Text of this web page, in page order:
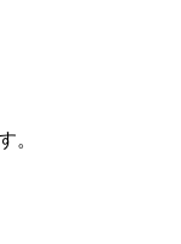
。